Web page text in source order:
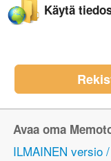
Käytä
Avaa oma
ILMAINEN versio